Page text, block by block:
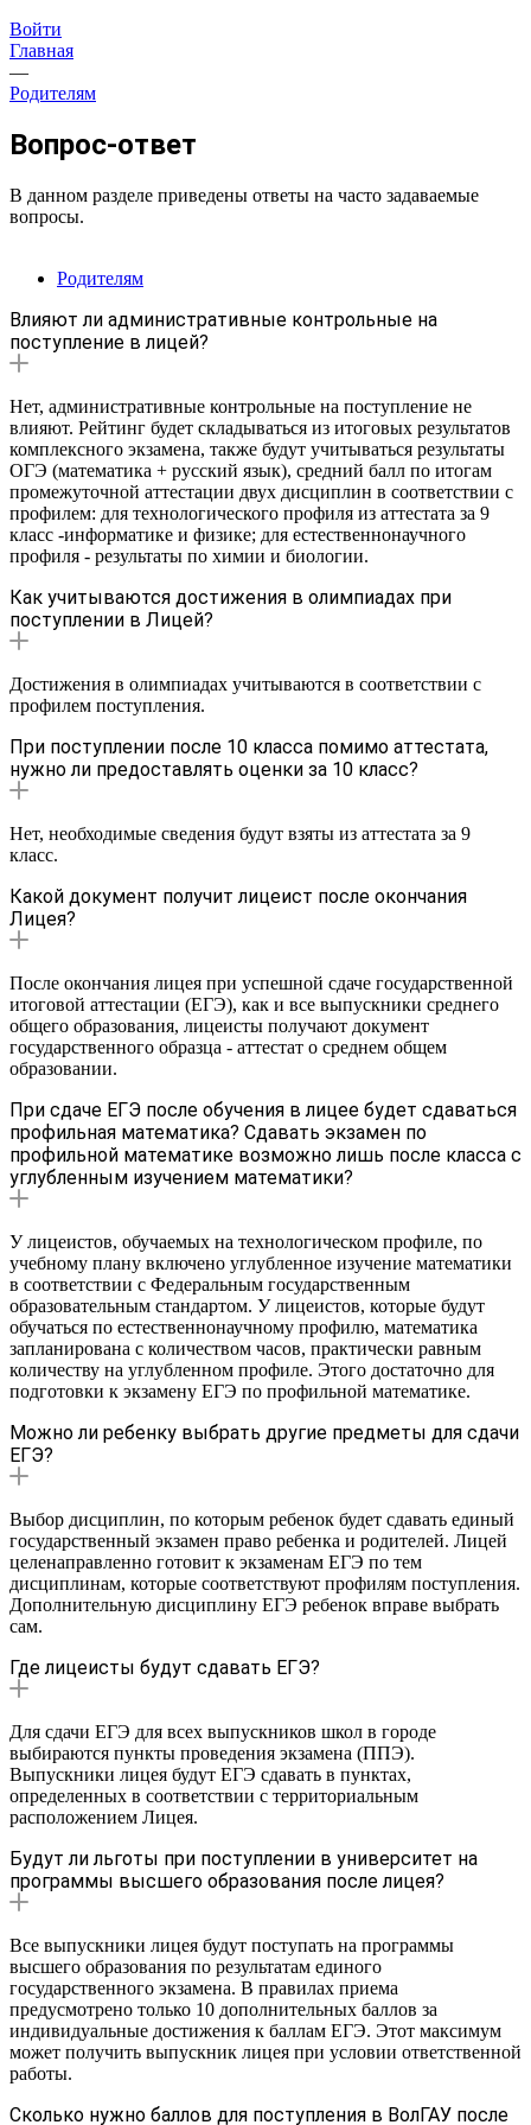
Войти
Главная
—
Родителям
Вопрос-ответ
В данном разделе приведены ответы на часто задаваемые
вопросы.
Родителям
Влияют ли административные контрольные на
поступление в лицей?
Нет, административные контрольные на поступление не
влияют. Рейтинг будет складываться из итоговых результатов
комплексного экзамена, также будут учитываться результаты
ОГЭ (математика + русский язык), средний балл по итогам
промежуточной аттестации двух дисциплин в соответствии с
профилем: для технологического профиля из аттестата за 9
класс -информатике и физике; для естественнонаучного
профиля - результаты по химии и биологии.
Как учитываются достижения в олимпиадах при
поступлении в Лицей?
Достижения в олимпиадах учитываются в соответствии с
профилем поступления.
При поступлении после 10 класса помимо аттестата,
нужно ли предоставлять оценки за 10 класс?
Нет, необходимые сведения будут взяты из аттестата за 9
класс.
Какой документ получит лицеист после окончания
Лицея?
После окончания лицея при успешной сдаче государственной
итоговой аттестации (ЕГЭ), как и все выпускники среднего
общего образования, лицеисты получают документ
государственного образца - аттестат о среднем общем
образовании.
При сдаче ЕГЭ после обучения в лицее будет сдаваться
профильная математика? Сдавать экзамен по
профильной математике возможно лишь после класса с
углубленным изучением математики?
У лицеистов, обучаемых на технологическом профиле, по
учебному плану включено углубленное изучение математики
в соответствии с Федеральным государственным
образовательным стандартом. У лицеистов, которые будут
обучаться по естественнонаучному профилю, математика
запланирована с количеством часов, практически равным
количеству на углубленном профиле. Этого достаточно для
подготовки к экзамену ЕГЭ по профильной математике.
Можно ли ребенку выбрать другие предметы для сдачи
ЕГЭ?
Выбор дисциплин, по которым ребенок будет сдавать единый
государственный экзамен право ребенка и родителей. Лицей
целенаправленно готовит к экзаменам ЕГЭ по тем
дисциплинам, которые соответствуют профилям поступления.
Дополнительную дисциплину ЕГЭ ребенок вправе выбрать
сам.
Где лицеисты будут сдавать ЕГЭ?
Для сдачи ЕГЭ для всех выпускников школ в городе
выбираются пункты проведения экзамена (ППЭ).
Выпускники лицея будут ЕГЭ сдавать в пунктах,
определенных в соответствии с территориальным
расположением Лицея.
Будут ли льготы при поступлении в университет на
программы высшего образования после лицея?
Все выпускники лицея будут поступать на программы
высшего образования по результатам единого
государственного экзамена. В правилах приема
предусмотрено только 10 дополнительных баллов за
индивидуальные достижения к баллам ЕГЭ. Этот максимум
может получить выпускник лицея при условии ответственной
работы.
Сколько нужно баллов для поступления в ВолГАУ после